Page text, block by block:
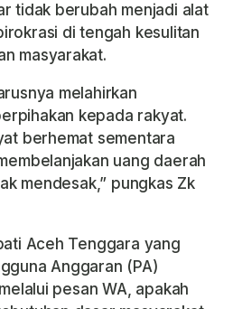
tidak berubah menjadi alat
di tengah kesulitan
masyarakat.
melahirkan
kepada rakyat.
berhemat sementara
uang daerah
mendesak,” pungkas Zk
Aceh Tenggara yang
Anggaran (PA)
pesan WA, apakah